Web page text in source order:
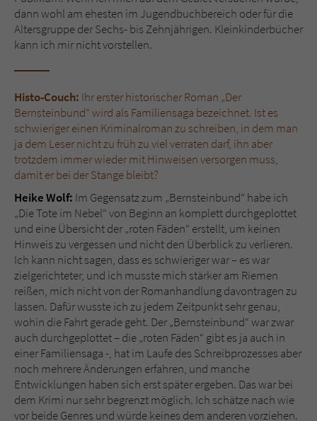
dann wohl am ehesten im Jugendbuchbereich oder für die
Altersgruppe der Sechs- bis Zehnjährigen. Kleinkinderbücher
kann ich mir nicht vorstellen.
Histo-Couch: Ihr erster historischer Roman „Der
Bernsteinbund“ wird als Familiensaga bezeichnet. Ist es
schwieriger einen Kriminalroman zu schreiben, in dem man
ja dem Leser nicht zu früh zu viel verraten darf, ihn aber
trotzdem immer wieder mit Hinweisen versorgen muss,
damit er bei der Stange bleibt?
Heike Wolf: Im Gegensatz zum „Bernsteinbund“ habe ich
„Die Tote im Nebel“ von Beginn an komplett durchgeplottet
und eine Übersicht der „roten Fäden“ erstellt, um keinen
Hinweis zu vergessen und nicht den Überblick zu verlieren.
Ich kann nicht sagen, dass es schwieriger war – es war
zielgerichteter, und ich musste mich stärker am Riemen
reißen, mich nicht von der Romanhandlung davontragen zu
lassen. Dafür wusste ich zu jedem Zeitpunkt sehr genau,
wohin die Fahrt gerade geht. Der „Bernsteinbund“ war zwar
auch durchgeplottet – die „roten Fäden“ gibt es ja auch in
einer Familiensaga -, hat im Laufe des Schreibprozesses aber
noch mehrere Änderungen erfahren, und manche
Entwicklungen haben sich erst später ergeben. Das war bei
dem Krimi nur sehr begrenzt möglich. Ich schätze nach wie
vor beide Genres und würde keines dem anderen vorziehen.